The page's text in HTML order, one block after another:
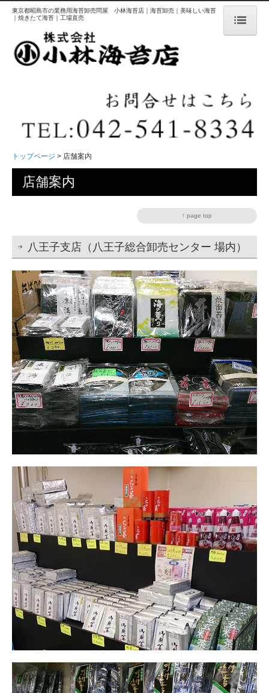
トップページ
店舗案内
セール情報
会社概要
杉の葉茶
商品に関するお問合せ
東京都昭島市の業務用海苔卸売問屋 小林海苔店｜海苔卸売｜美味しい海苔
｜焼きたて海苔｜工場直売
トップページ 店舗案内
店舗案内
↑ page top
八王子支店（八王子総合卸売センター 場内）